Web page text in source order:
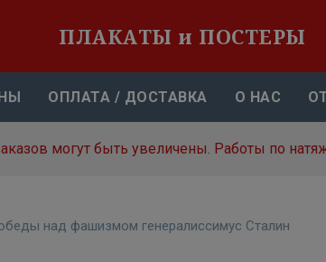
ПЛАКАТЫ и ПОСТЕРЫ
ОПЛАТА / ДОСТАВКА О НАС
могут быть увеличены. Работы по
над фашизмом генералиссимус Сталин